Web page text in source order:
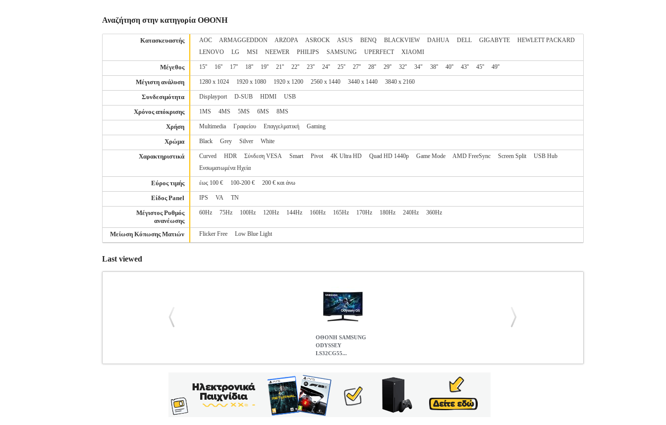
Αναζήτηση στην κατηγορία ΟΘΟΝΗ
Κατασκευαστής AOC ARMAGGEDDON ARZOPA ASROCK ASUS BENQ BLACKVIEW DAHUA DELL GIGABYTE
HEWLETT PACKARD
LENOVO
LG MSI NEEWER PHILIPS SAMSUNG UPERFECT XIAOMI
Μέγεθος 15'' 16'' 17'' 18'' 19'' 21'' 22'' 23'' 24'' 25'' 27'' 28'' 29'' 32'' 34" 38'' 40'' 43'' 45'' 49''
Μέγιστη ανάλυση 1280 x 1024 1920 x 1080 1920 x 1200 2560 x 1440 3440 x 1440 3840 x 2160
Συνδεσιμότητα Displayport D-SUB HDMI USB
Χρόνος απόκρισης 1MS 4MS 5MS 6MS 8MS
Χρήση Multimedia Γραφείου Επαγγελματική Gaming
Χρώμα Black Grey Silver White
Χαρακτηριστικά Curved HDR Σύνδεση VESA Smart Pivot 4K Ultra HD Quad HD 1440p Game Mode AMD FreeSync Screen Split
USB Hub
Ενσωματωμένα Ηχεία
Εύρος τιμής έως 100 € 100-200 € 200 € και άνω
Είδος Panel IPS VA TN
Μέγιστος Ρυθμός
ανανέωσης
60Hz 75Hz 100Hz 120Hz 144Hz 160Hz 165Hz 170Hz 180Hz 240Hz 360Hz
Μείωση Κόπωσης Ματιών Flicker Free Low Blue Light
Last viewed
ΟΘΟΝΗ SAMSUNG
ODYSSEY
LS32CG55...
Κατηγορία: ΟΘΟΝΗ •SAMSUNG στην κατηγορία ΟΘΟΝΗ Η οθόνη Samsung Odyssey LS32CG554EUXEN 32" Curved QHD 165Hz Black είναι
η τέλεια επιλογή για gamers και επαγγελματίες που αναζητούν μια εξαιρετική εμπειρία θέασης με κορυφαία ποιότητα εικόνας και ταχύτητα. Η κυρτή οθόνη και η
ανάλυση QHD (2560 x 1440) συνδυάζονται με ρυθμό ανανέωσης 165Hz, προσφέροντας ομαλές εικόνες χωρίς θολώματα, ακόμα και στις πιο απαιτητικές
σκηνές του παιχνιδιού. Λόγος Διαστάσεων και Φωτεινότητα Η οθόνη έχει λόγο διαστάσεων 16:9 και φωτεινότητα 250 cd/m² (τυπική), παρέχοντας καθαρές
εικόνες και ζωντανά χρώματα σε κάθε περιβάλλον. Η φωτεινότητα (ελάχιστη) φτάνει τα 200 cd/m², ιδανική για διάφορες συνθήκες φωτισμού. Αντίθεση και